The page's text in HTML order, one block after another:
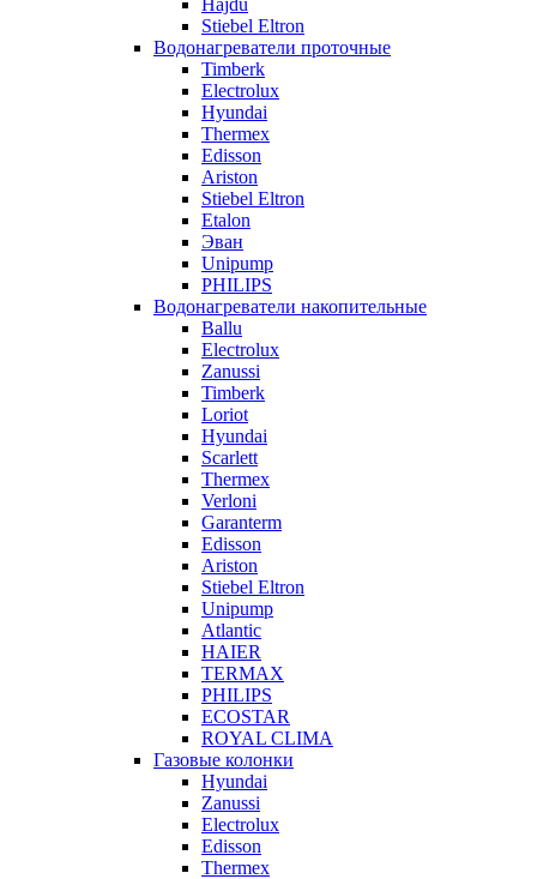
Hajdu
Stiebel Eltron
Водонагреватели проточные
Timberk
Electrolux
Hyundai
Thermex
Edisson
Ariston
Stiebel Eltron
Etalon
Эван
Unipump
PHILIPS
Водонагреватели накопительные
Ballu
Electrolux
Zanussi
Timberk
Loriot
Hyundai
Scarlett
Thermex
Verloni
Garanterm
Edisson
Ariston
Stiebel Eltron
Unipump
Atlantic
HAIER
TERMAX
PHILIPS
ECOSTAR
ROYAL CLIMA
Газовые колонки
Hyundai
Zanussi
Electrolux
Edisson
Thermex